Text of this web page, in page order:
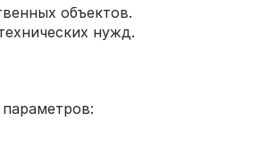
объектов.
нужд.